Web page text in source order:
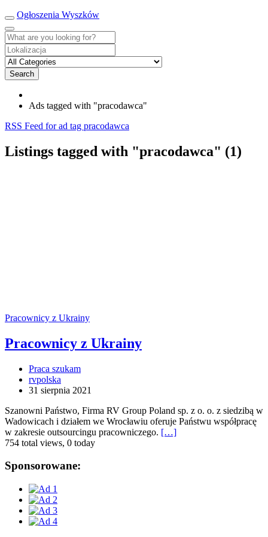
Ogłoszenia Wyszków
Search
Ads tagged with "pracodawca"
RSS Feed for ad tag pracodawca
Listings tagged with "pracodawca" (1)
Pracownicy z Ukrainy
Pracownicy z Ukrainy
Praca szukam
rvpolska
31 sierpnia 2021
Szanowni Państwo, Firma RV Group Poland sp. z o. o. z siedzibą w
Wadowicach i działem we Wrocławiu oferuje Państwu współpracę
w zakresie outsourcingu pracowniczego. […]
754 total views, 0 today
Sponsorowane: